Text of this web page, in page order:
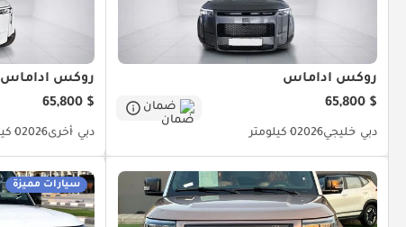
روكس أداماس
$ 65,800
ضمان
دبي خليجي20260 كيلومتر
روكس أداماس
$ 65,800
دبي أخرى20260 كيلومتر
سيارات مميزة